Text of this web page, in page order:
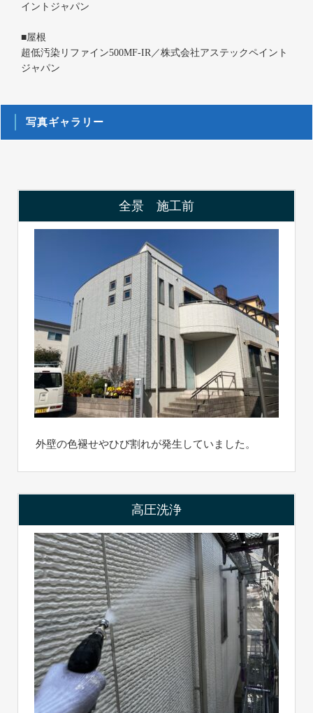
イントジャパン
■屋根
超低汚染リファイン500MF-IR／株式会社アステックペイント
ジャパン
写真ギャラリー
全景 施工前
外壁の色褪せやひび割れが発生していました。
高圧洗浄